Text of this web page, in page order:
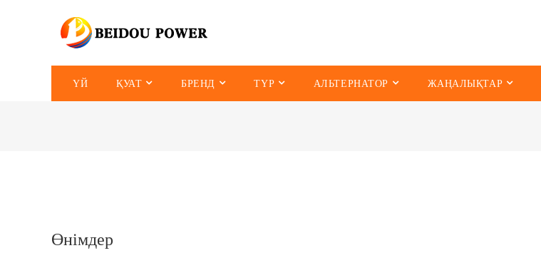
ҮЙ ҚУАТ БРЕНД ТҮР АЛЬТЕРНАТОР ЖАҢАЛЫҚТАР
Өнімдер